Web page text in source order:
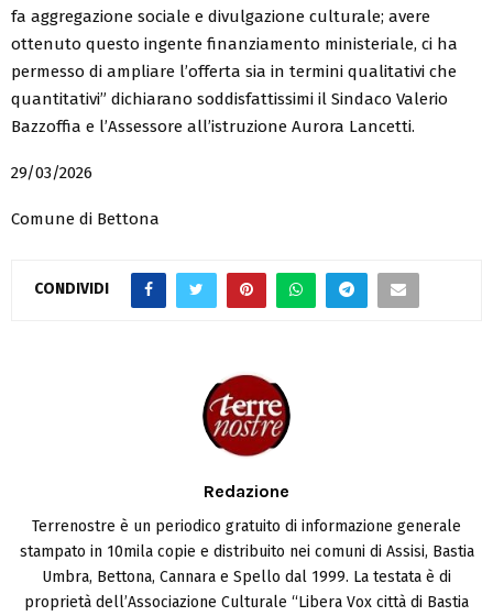
fa aggregazione sociale e divulgazione culturale; avere
ottenuto questo ingente finanziamento ministeriale, ci ha
permesso di ampliare l’offerta sia in termini qualitativi che
quantitativi” dichiarano soddisfattissimi il Sindaco Valerio
Bazzoffia e l’Assessore all’istruzione Aurora Lancetti.
29/03/2026
Comune di Bettona
CONDIVIDI
Redazione
Terrenostre è un periodico gratuito di informazione generale
stampato in 10mila copie e distribuito nei comuni di Assisi, Bastia
Umbra, Bettona, Cannara e Spello dal 1999. La testata è di
proprietà dell’Associazione Culturale “Libera Vox città di Bastia